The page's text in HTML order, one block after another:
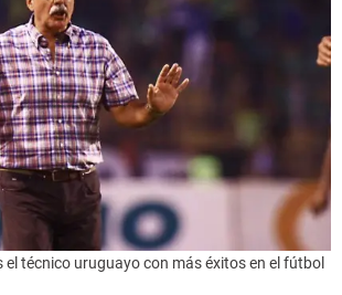
el técnico uruguayo con más éxitos en el fútbol